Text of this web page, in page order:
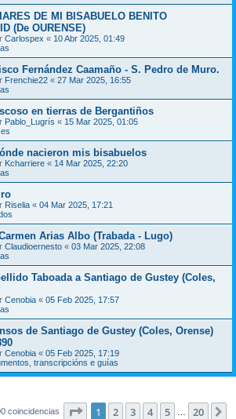
DE MI BISABUELO BENITO
(De OURENSE)
Carlospex « 10 Abr 2025, 01:49
Fernández Caamaño - S. Pedro de Muro.
Frenchie22 « 27 Mar 2025, 16:55
en tierras de Bergantiños
Pablo_Lugrís « 15 Mar 2025, 01:05
nacieron mis bisabuelos
Kcharriere « 14 Mar 2025, 22:20
Riselia « 04 Mar 2025, 17:21
Arias Albo (Trabada - Lugo)
Claudioernesto « 03 Mar 2025, 22:08
Taboada a Santiago de Gustey (Coles,
Cenobia « 05 Feb 2025, 17:57
de Santiago de Gustey (Coles, Orense)
Cenobia « 05 Feb 2025, 17:19
transcripcións e guías
coincidencias Página de 20
1 2 3 4 5 20